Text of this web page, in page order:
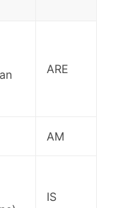
ARE
AM
IS